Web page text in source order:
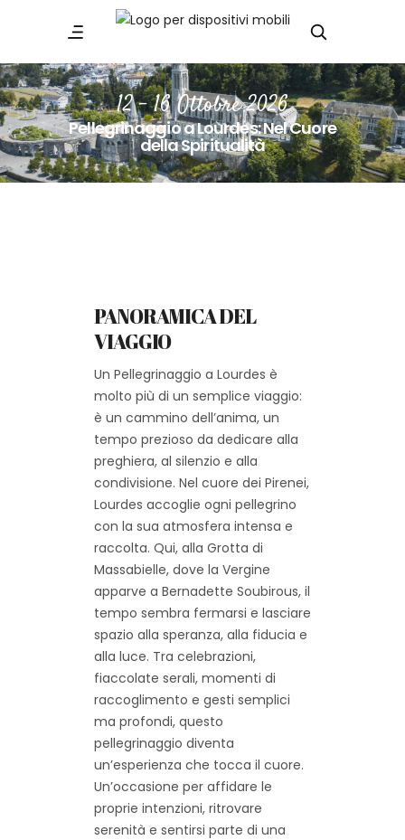
12 - 16 Ottobre 2026
Pellegrinaggio a Lourdes: Nel Cuore
della Spiritualità
PANORAMICA DEL
VIAGGIO
Un Pellegrinaggio a Lourdes è
molto più di un semplice viaggio:
è un cammino dell’anima, un
tempo prezioso da dedicare alla
preghiera, al silenzio e alla
condivisione. Nel cuore dei Pirenei,
Lourdes accoglie ogni pellegrino
con la sua atmosfera intensa e
raccolta. Qui, alla Grotta di
Massabielle, dove la Vergine
apparve a Bernadette Soubirous, il
tempo sembra fermarsi e lasciare
spazio alla speranza, alla fiducia e
alla luce. Tra celebrazioni,
fiaccolate serali, momenti di
raccoglimento e gesti semplici
ma profondi, questo
pellegrinaggio diventa
un’esperienza che tocca il cuore.
Un’occasione per affidare le
proprie intenzioni, ritrovare
serenità e sentirsi parte di una